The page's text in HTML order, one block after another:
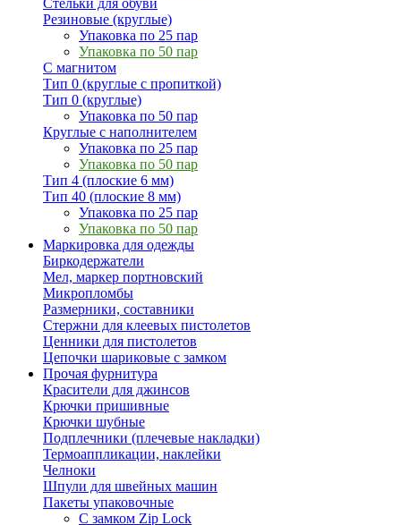
Стельки для обуви
Резиновые (круглые)
Упаковка по 25 пар
Упаковка по 50 пар
С магнитом
Тип 0 (круглые с пропиткой)
Тип 0 (круглые)
Упаковка по 50 пар
Круглые с наполнителем
Упаковка по 25 пар
Упаковка по 50 пар
Тип 4 (плоские 6 мм)
Тип 40 (плоские 8 мм)
Упаковка по 25 пар
Упаковка по 50 пар
Маркировка для одежды
Биркодержатели
Мел, маркер портновский
Микропломбы
Размерники, составники
Стержни для клеевых пистолетов
Ценники для пистолетов
Цепочки шариковые с замком
Прочая фурнитура
Красители для джинсов
Крючки пришивные
Крючки шубные
Подплечники (плечевые накладки)
Термоаппликации, наклейки
Челноки
Шпули для швейных машин
Пакеты упаковочные
С замком Zip Lock